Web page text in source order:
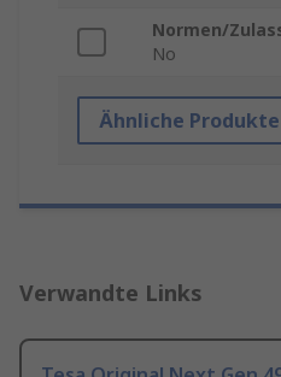
Normen/
No
Ähnliche
Verwandte Links